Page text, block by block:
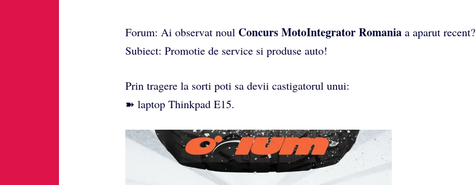
Forum: Ai observat noul Concurs MotoIntegrator Romaniaa aparut recent?
Subiect: Promotie de service si produse auto!
Prin tragere la sorti poti sa devii castigatorul unui:
➽ laptop Thinkpad E15.